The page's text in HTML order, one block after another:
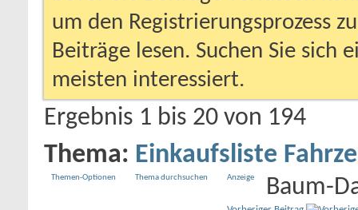
um den Registrierungsprozess
Beiträge lesen. Suchen Sie sich
meisten interessiert.
Ergebnis 1 bis 20 von 194
Thema: Einkaufsliste
Themen-Optionen Thema durchsuchen Anzeige Baum-